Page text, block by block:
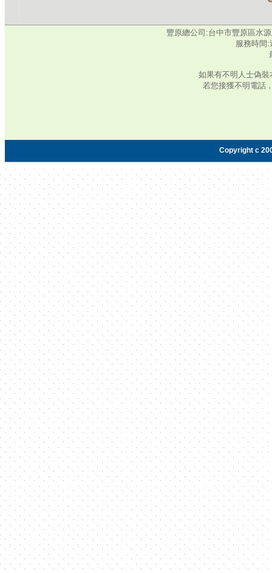
豐原總公司:台中市豐原區水
服務時間:
如果有不明人士偽
若您接獲不明電話
Copyright c